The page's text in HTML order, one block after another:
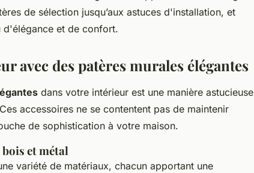
de sélection jusqu’aux astuces d'installation, et
d'élégance et de confort.
avec des patères murales élégantes
dans votre intérieur est une manière astucieuse
accessoires ne se contentent pas de maintenir
de sophistication à votre maison.
bois et métal
variété de matériaux, chacun apportant une